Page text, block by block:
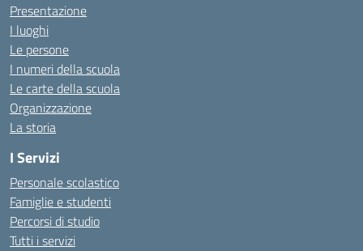
Presentazione
I luoghi
Le persone
I numeri della scuola
Le carte della scuola
Organizzazione
La storia
I Servizi
Personale scolastico
Famiglie e studenti
Percorsi di studio
Tutti i servizi